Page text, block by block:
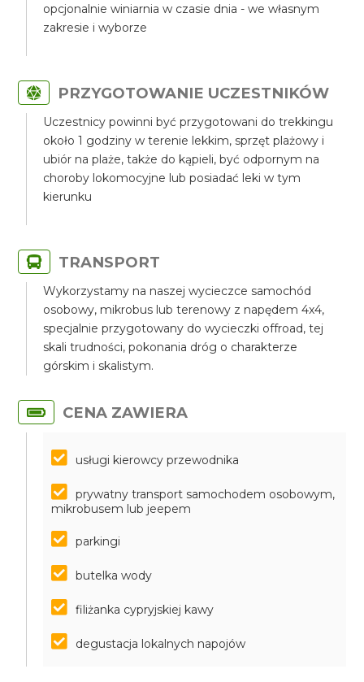
opcjonalnie winiarnia w czasie dnia - we własnym
zakresie i wyborze
PRZYGOTOWANIE UCZESTNIKÓW
Uczestnicy powinni być przygotowani do trekkingu
około 1 godziny w terenie lekkim, sprzęt plażowy i
ubiór na plaże, także do kąpieli, być odpornym na
choroby lokomocyjne lub posiadać leki w tym
kierunku
TRANSPORT
Wykorzystamy na naszej wycieczce samochód
osobowy, mikrobus lub terenowy z napędem 4x4,
specjalnie przygotowany do wycieczki offroad, tej
skali trudności, pokonania dróg o charakterze
górskim i skalistym.
CENA ZAWIERA
usługi kierowcy przewodnika
prywatny transport samochodem osobowym,
mikrobusem lub jeepem
parkingi
butelka wody
filiżanka cypryjskiej kawy
degustacja lokalnych napojów